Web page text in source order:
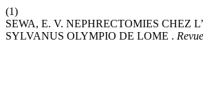
(1)
SEWA, E. V. NEPHRECTOMIES CHEZ
SYLVANUS OLYMPIO DE LOME .